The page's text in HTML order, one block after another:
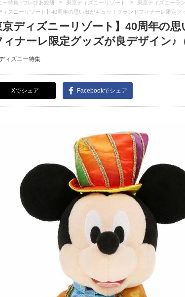
ー特集 -ウレぴあ総研 > 東京ディズニーリゾート > 東京ディズニーラ
ィズニーリゾート】40周年の思い出がギュッ！グランドフィナーレ限定グ
京ディズニーリゾート】40周年の
ィナーレ限定グッズが良デザイン♪
ィズニー特集
Xでシェア Facebookでシェア